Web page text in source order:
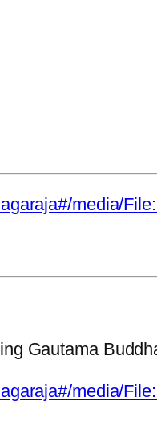
media/
Gautama
media/